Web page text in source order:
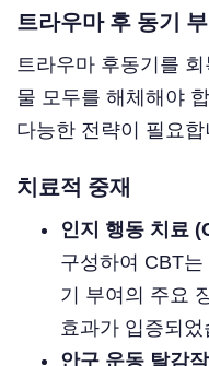
트라우마 후 동기
트라우마 후동기를
물 모두를 해체해야
다능한 전략이 필요합
치료적 중재
인지 행동 치료
구성하여 CBT
기 부여의 주요
효과가 입증되었
안구 운동 탈감